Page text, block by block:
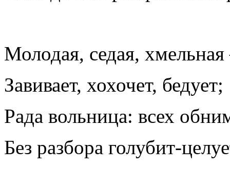
Молодая, седая,
Завивает, хохочет, бедует;
Рада вольница: всех
Без разбора голубит-